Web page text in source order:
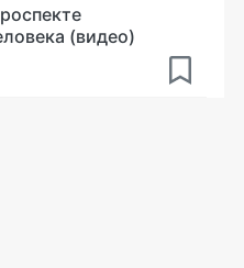
(видео)